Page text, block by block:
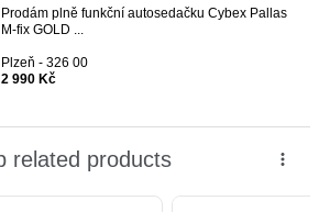
Prodám plně funkční autosedačku Cybex Pallas
M-fix GOLD ...
Plzeň - 326 00
2 990 Kč